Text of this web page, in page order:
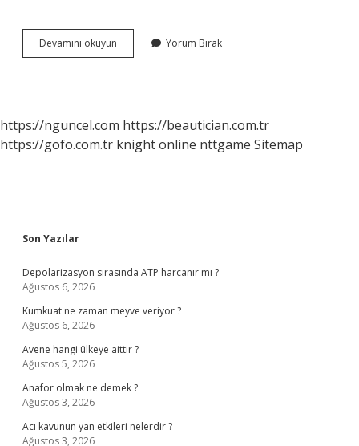
Devamını okuyun
Ayı
Yorum Bırak
https://nguncel.com https://beautician.com.tr
https://gofo.com.tr knight online nttgame Sitemap
Sidebar
Son Yazılar
Depolarizasyon sırasında ATP harcanır mı ?
Ağustos 6, 2026
Kumkuat ne zaman meyve veriyor ?
Ağustos 6, 2026
Avene hangi ülkeye aittir ?
Ağustos 5, 2026
Anafor olmak ne demek ?
Ağustos 3, 2026
Acı kavunun yan etkileri nelerdir ?
Ağustos 3, 2026